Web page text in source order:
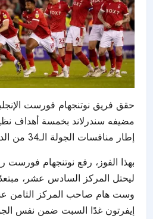
حقق فريق نوتنجهام فورست
مضيفه سندرلاند بخمسة أهداف
إطار منافسات الجولة الـ34 من الدوري الإنجليزي الممتاز.
ليحتل المركز السادس عشر،
وست هام صاحب المركز الثامن
إيفرتون غدًا السبت ضمن نفس